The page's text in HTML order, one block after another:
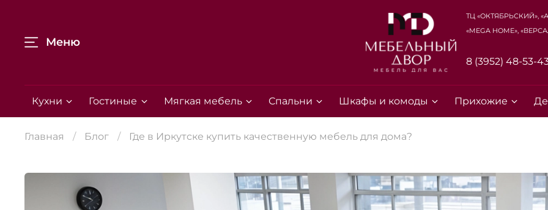
Меню
ТЦ «Октябрьский»,
«Mega Home»,
8 (3952) 48-53-
Кухни Гостиные Мягкая мебель Спальни Шкафы и комоды Прихожие
Главная Блог Где в Иркутске купить качественную мебель для дома?